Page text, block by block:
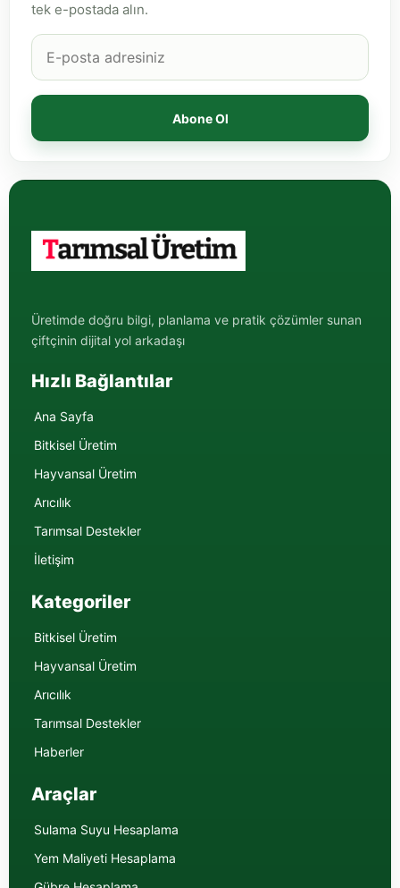
tek e-postada alın.
Abone Ol
Üretimde doğru bilgi, planlama ve pratik çözümler sunan
çiftçinin dijital yol arkadaşı
Hızlı Bağlantılar
Ana Sayfa
Bitkisel Üretim
Hayvansal Üretim
Arıcılık
Tarımsal Destekler
İletişim
Kategoriler
Bitkisel Üretim
Hayvansal Üretim
Arıcılık
Tarımsal Destekler
Haberler
Araçlar
Sulama Suyu Hesaplama
Yem Maliyeti Hesaplama